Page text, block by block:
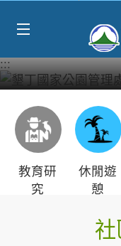
:::
教育研
究
休閒遊
憩